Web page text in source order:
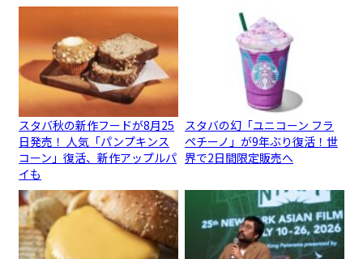
スタバ秋の新作フードが8月25
日発売！ 人気「パンプキンス
コーン」復活、新作アップルパ
イも
スタバの幻「ユニコーン フラ
ペチーノ」が9年ぶり復活！世
界で2日間限定販売へ